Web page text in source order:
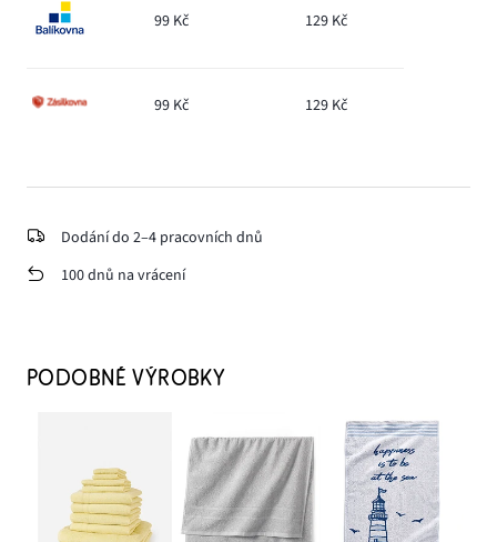
99 Kč 129 Kč
99 Kč 129 Kč
Dodání do 2–4 pracovních dnů
100 dnů na vrácení
PODOBNÉ VÝROBKY